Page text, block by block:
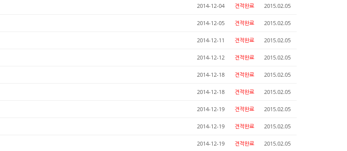
2014-12-04 견적완료 2015.02.05
2014-12-05 견적완료 2015.02.05
2014-12-11 견적완료 2015.02.05
2014-12-12 견적완료 2015.02.05
2014-12-18 견적완료 2015.02.05
2014-12-18 견적완료 2015.02.05
2014-12-19 견적완료 2015.02.05
2014-12-19 견적완료 2015.02.05
2014-12-19 견적완료 2015.02.05